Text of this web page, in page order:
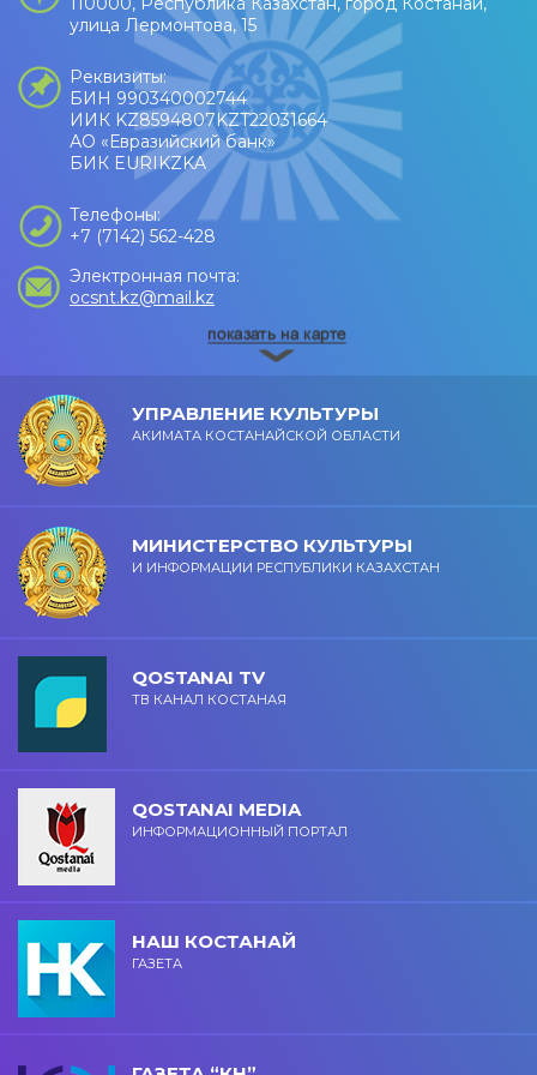
улица Лермонтова, 15
Реквизиты:
БИН 990340002744
ИИК KZ8594807KZT22031664
АО «Евразийский банк»
БИК EURIKZKA
Телефоны:
+7 (7142) 562-428
Электронная почта:
ocsnt.kz@mail.kz
УПРАВЛЕНИЕ КУЛЬТУРЫ
АКИМАТА КОСТАНАЙСКОЙ ОБЛАСТИ
МИНИСТЕРСТВО КУЛЬТУРЫ
И ИНФОРМАЦИИ РЕСПУБЛИКИ КАЗАХСТАН
QOSTANAI TV
ТВ КАНАЛ КОСТАНАЯ
QOSTANAI MEDIA
ИНФОРМАЦИОННЫЙ ПОРТАЛ
НАШ КОСТАНАЙ
ГАЗЕТА